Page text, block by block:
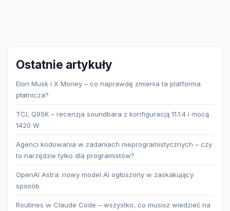
Ostatnie artykuły
Elon Musk i X Money – co naprawdę zmienia ta platforma
płatnicza?
TCL Q95K – recenzja soundbara z konfiguracją 11.1.4 i mocą
1420 W
Agenci kodowania w zadaniach nieprogramistycznych – czy
to narzędzie tylko dla programistów?
OpenAI Astra: nowy model AI ogłoszony w zaskakujący
sposób
Routines w Claude Code – wszystko, co musisz wiedzieć na